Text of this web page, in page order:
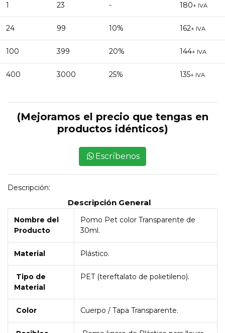
1 23 - 180+ IVA
24 99 10% 162+ IVA
100 399 20% 144+ IVA
400 3000 25% 135+ IVA
(Mejoramos el precio que tengas en
productos idénticos)
Escríbenos
Descripción:
Descripción General
Nombre del
Producto
Pomo Pet color Transparente de
30ml.
Material Plástico.
Tipo de
Material
PET (tereftalato de polietileno).
Color Cuerpo / Tapa Transparente.